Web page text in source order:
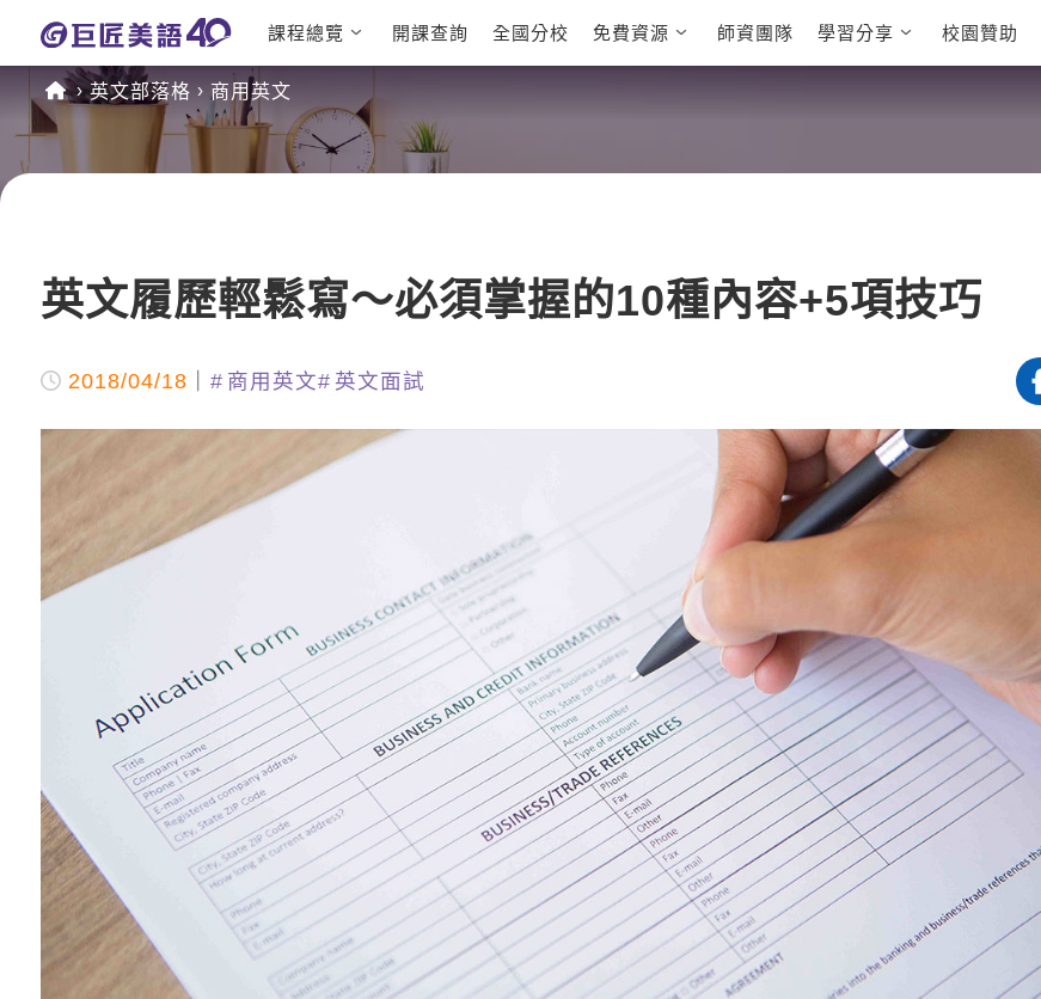
課程總覽
日語課程總
英文課程總
表
TOEFL 托福課程
Cengage TED
Talks
CNN聽力強化
開課查詢 全國分校 免費資源 師資團隊 學習分享 校園贊助
英文部落格 商用英文
英文履歷輕鬆寫～必須掌握的10種內容+5項技巧
2018/04/18 商用英文 英文面試